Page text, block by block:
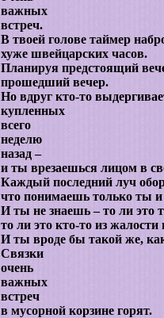
важных
встреч.
В твоей голове таймер
хуже швейцарских часов.
Планируя предстоящий
прошедший вечер.
Но вдруг кто-то
купленных
всего
неделю
назад –
и ты врезаешься лицом в
Каждый последний луч
что понимаешь только ты и
И ты не знаешь – то ли это
то ли это кто-то из жалости
И ты вроде бы такой же,
Связки
очень
важных
встреч
в мусорной корзине горят.